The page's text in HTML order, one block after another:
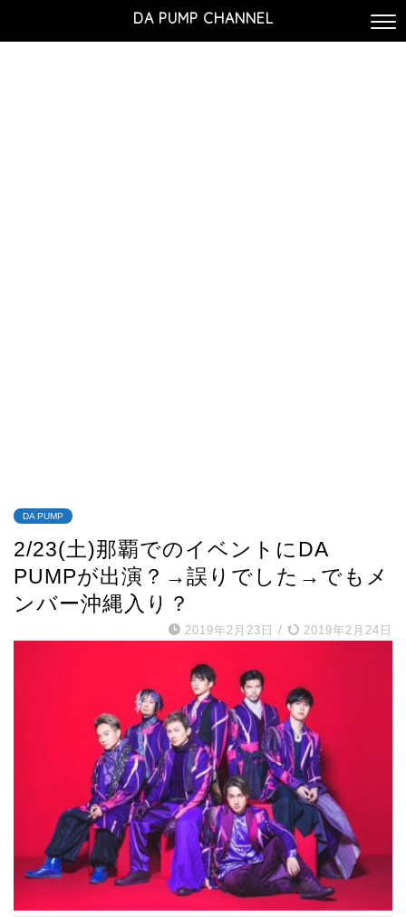
DA PUMP CHANNEL
DA PUMP
2/23(土)那覇でのイベントにDA
PUMPが出演？→誤りでした→でもメ
ンバー沖縄入り？
2019年2月23日 / 2019年2月24日